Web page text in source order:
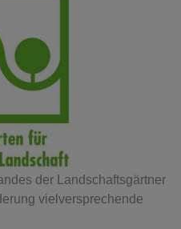
der Landschaftsgärtner
vielversprechende